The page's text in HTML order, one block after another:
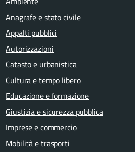
Anagrafe e stato civile
Appalti pubblici
Autorizzazioni
Catasto e urbanistica
Cultura e tempo libero
Educazione e formazione
Giustizia e sicurezza pubblica
Imprese e commercio
Mobilità e trasporti